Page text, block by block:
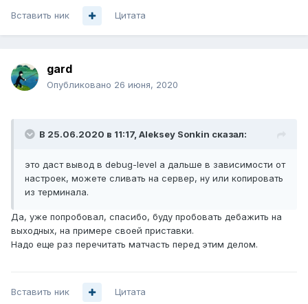
Вставить ник Цитата
gard
Опубликовано 26 июня, 2020
В 25.06.2020 в 11:17, Aleksey Sonkin сказал:
это даст вывод в debug-level а дальше в зависимости от
настроек, можете сливать на сервер, ну или копировать
из терминала.
Да, уже попробовал, спасибо, буду пробовать дебажить на
выходных, на примере своей приставки.
Надо еще раз перечитать матчасть перед этим делом.
Вставить ник Цитата